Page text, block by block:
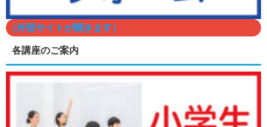
（外部サイトが開きます）
各講座のご案内